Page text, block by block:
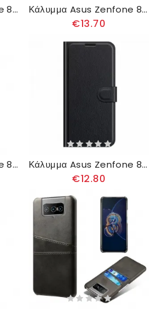
Κάλυμμα Asus Zenfone 8 Flip Θήκη Flip Διπλό Πτερύγιο Κάλυμμα Asus Zenfone 8 Flip Θήκη Flip Απομίμηση Δέρματος Idewei
€13.70
Κάλυμμα Asus Zenfone 8 Flip Θήκη Flip Κλασικό Συνθετικό Δέρμα Κάλυμμα Asus Zenfone 8 Flip Θήκη Flip Κλασικό Συνθετικό Δέρμα
€12.80